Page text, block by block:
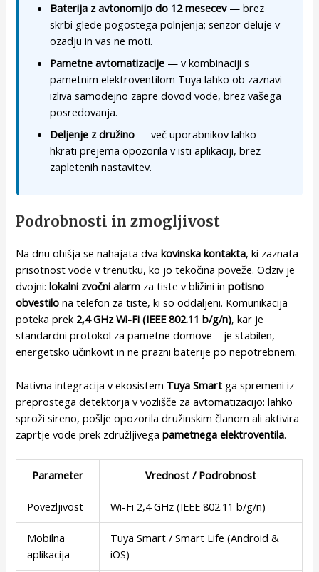
Baterija z avtonomijo do 12 mesecev— brez
skrbi glede pogostega polnjenja; senzor deluje v
ozadju in vas ne moti.
Pametne avtomatizacije — v kombinaciji s
pametnim elektroventilom Tuya lahko ob zaznavi
izliva samodejno zapre dovod vode, brez vašega
posredovanja.
Deljenje z družino — več uporabnikov lahko
hkrati prejema opozorila v isti aplikaciji, brez
zapletenih nastavitev.
Podrobnosti in zmogljivost
Na dnu ohišja se nahajata dvakovinska kontakta, ki zaznata
prisotnost vode v trenutku, ko jo tekočina poveže. Odziv je
dvojni:lokalni zvočni alarm za tiste v bližini inpotisno
obvestilo na telefon za tiste, ki so oddaljeni. Komunikacija
poteka prek 2,4 GHz Wi-Fi (IEEE 802.11 b/g/n), kar je
standardni protokol za pametne domove – je stabilen,
energetsko učinkovit in ne prazni baterije po nepotrebnem.
Nativna integracija v ekosistem Tuya Smart ga spremeni iz
preprostega detektorja v vozlišče za avtomatizacijo: lahko
sproži sireno, pošlje opozorila družinskim članom ali aktivira
zaprtje vode prek združljivegapametnega elektroventila.
Parameter Vrednost / Podrobnost
Povezljivost Wi-Fi 2,4 GHz (IEEE 802.11 b/g/n)
Mobilna
aplikacija
Tuya Smart / Smart Life (Android &
iOS)